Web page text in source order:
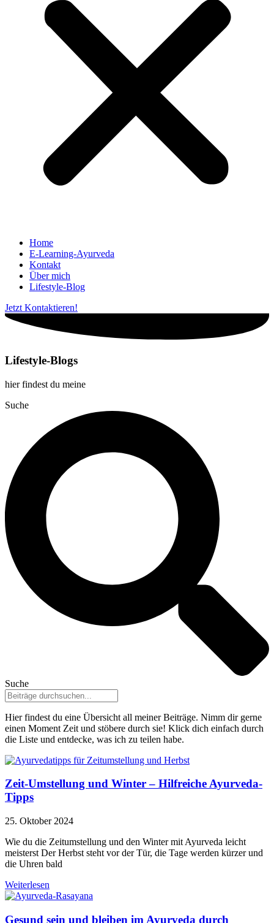
Home
E-Learning-Ayurveda
Kontakt
Über mich
Lifestyle-Blog
Jetzt Kontaktieren!
Lifestyle-Blogs
hier findest du meine
Suche
Suche
Hier findest du eine Übersicht all meiner Beiträge. Nimm dir gerne
einen Moment Zeit und stöbere durch sie! Klick dich einfach durch
die Liste und entdecke, was ich zu teilen habe.
Zeit-Umstellung und Winter – Hilfreiche Ayurveda-
Tipps
25. Oktober 2024
Wie du die Zeitumstellung und den Winter mit Ayurveda leicht
meisterst Der Herbst steht vor der Tür, die Tage werden kürzer und
die Uhren bald
Weiterlesen
Gesund sein und bleiben im Ayurveda durch